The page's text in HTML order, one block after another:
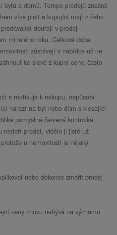
bytů a domů. Tempo prodejů značně
více plnit a kupující mají z čeho
doufají v prodej
minulého roku. Celková doba
zůstávají v nabídce už ne
ke slevě z kupní ceny, často
a motivuje k nákupu, nepůsobí
narazí na byt nebo dům s klesající
pomyslná červená kontrolka.
nedaří prodat, vidělo ji jistě už
u nemovitosti je nějaký
nebo dokonce zmařit prodej
ceny znovu nabývá na významu.